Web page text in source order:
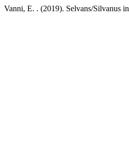
Vanni, E. . (2019). Selvans/Silvanus